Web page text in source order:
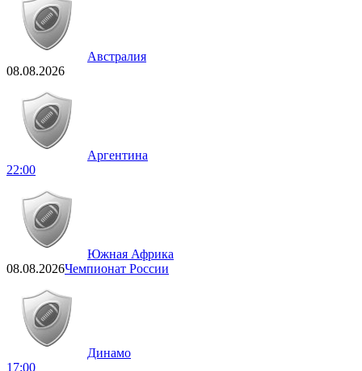
Австралия
08.08.2026
Аргентина
22:00
Южная Африка
08.08.2026Чемпионат России
Динамо
17:00